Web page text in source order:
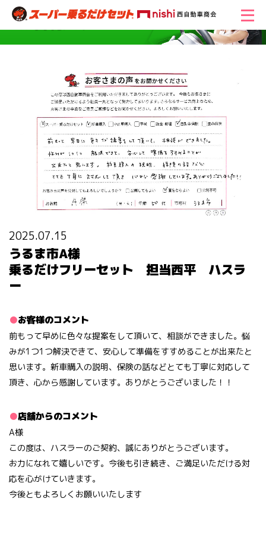
2025.07.15
うるま市A様
乗るだけフリーセット 担当西平 ハスラ
ー
お客様のコメント
前もって早めに色々な提案をして頂いて、相談ができました。悩
みが1つ1つ解決できて、安心して準備をすすめることが出来たと
思います。新車購入の説明、保険の話などとても丁寧に対応して
頂き、心から感謝しています。ありがとうございました！！
店舗からのコメント
A様
この度は、ハスラーのご契約、誠にありがとうございます。
お力になれて嬉しいです。今後も引き続き、ご満足いただける対
応を心がけていきます。
今後ともよろしくお願いいたします